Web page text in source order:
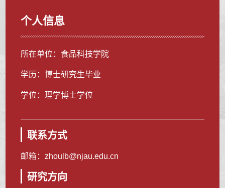
个人信息
所在单位：食品科技学院
学历：博士研究生毕业
学位：理学博士学位
联系方式
邮箱： zhoulb@njau.edu.cn
研究方向